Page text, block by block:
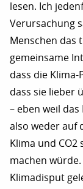
lesen. Ich
Verursachung
Menschen das
gemeinsame
dass die
dass sie lieber
– eben weil
also weder auf
Klima und CO2
machen
Klimadisput